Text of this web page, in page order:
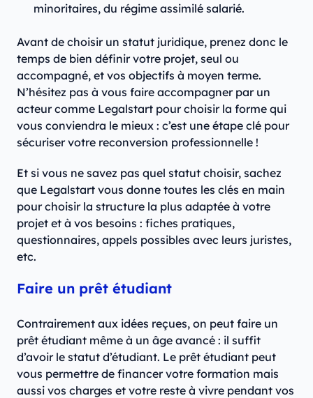
minoritaires, du régime assimilé salarié.
Avant de choisir un statut juridique, prenez donc le
temps de bien définir votre projet, seul ou
accompagné, et vos objectifs à moyen terme.
N’hésitez pas à vous faire accompagner par un
acteur comme Legalstart pour choisir la forme qui
vous conviendra le mieux : c’est une étape clé pour
sécuriser votre reconversion professionnelle !
Et si vous ne savez pas quel statut choisir, sachez
que Legalstart vous donne toutes les clés en main
pour choisir la structure la plus adaptée à votre
projet et à vos besoins : fiches pratiques,
questionnaires, appels possibles avec leurs juristes,
etc.
Faire un prêt étudiant
Contrairement aux idées reçues, on peut faire un
prêt étudiant même à un âge avancé : il suffit
d’avoir le statut d’étudiant. Le prêt étudiant peut
vous permettre de financer votre formation mais
aussi vos charges et votre reste à vivre pendant vos